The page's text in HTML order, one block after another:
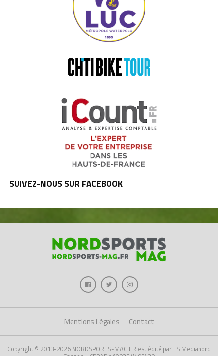
SUIVEZ-NOUS SUR FACEBOOK
Mentions Légales Contact
Copyright © 2013-2026 NORDSPORTS-MAG.FR est édité par LS Medianord